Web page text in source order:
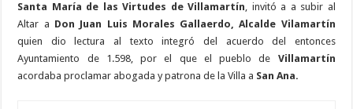
Santa María de las Virtudes de Villamartín, invitó a a subir al
Altar a Don Juan Luis Morales Gallaerdo, Alcalde Vilamartín
quien dio lectura al texto integró del acuerdo del entonces
Ayuntamiento de 1.598, por el que el pueblo de Villamartín
acordaba proclamar abogada y patrona de la Villa a San Ana.